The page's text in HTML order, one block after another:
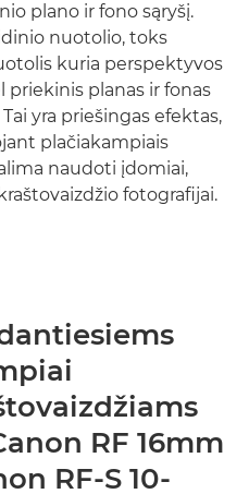
plano ir fono sąryšį.
nuotolio, toks
kuria perspektyvos
planas ir fonas
yra priešingas efektas,
plačiakampiais
naudoti įdomiai,
fotografijai.
RF 16mm
RF-S 10-